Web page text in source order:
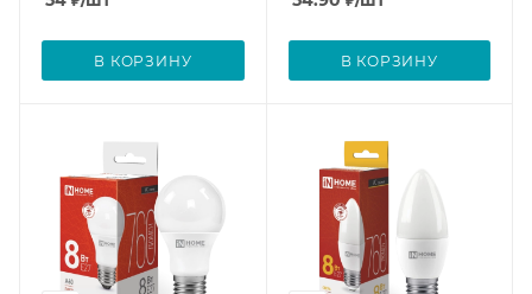
В КОРЗИНУ В КОРЗИНУ